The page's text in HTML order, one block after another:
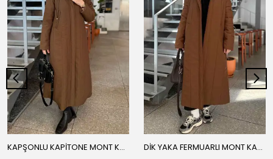
KAPŞONLU KAPİTONE MONT KAHVE
DİK YAKA FERMUARLI MONT KAHVE